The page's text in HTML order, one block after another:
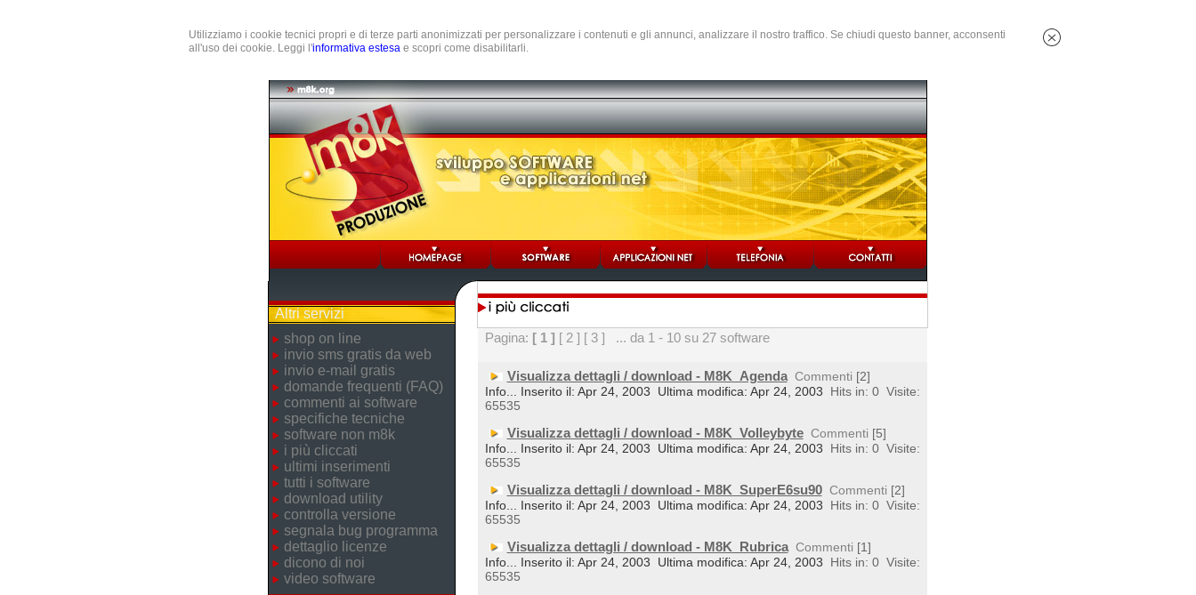
Utilizziamo i cookie tecnici propri e di terze parti anonimizzati per personalizzare i contenuti e gli annunci, analizzare il nostro traffico. Se chiudi questo banner, acconsenti
all'uso dei cookie. Leggi l'informativa estesa e scopri come disabilitarli.
Altri servizi
shop on line
invio sms gratis da web
invio e-mail gratis
domande frequenti (FAQ)
commenti ai software
specifiche tecniche
software non m8k
i più cliccati
ultimi inserimenti
tutti i software
download utility
controlla versione
segnala bug programma
dettaglio licenze
dicono di noi
video software
Pagina: [ 1 ] [ 2 ] [ 3 ] ... da 1 - 10 su 27 software
Visualizza dettagli / download - M8K_Agenda Commenti [2]
Info... Inserito il: Apr 24, 2003
Ultima modifica: Apr 24, 2003 Hits in: 0 Visite:
65535
Visualizza dettagli / download - M8K_Volleybyte Commenti [5]
Info... Inserito il: Apr 24, 2003
Ultima modifica: Apr 24, 2003 Hits in: 0 Visite:
65535
Visualizza dettagli / download - M8K_SuperE6su90 Commenti [2]
Info... Inserito il: Apr 24, 2003
Ultima modifica: Apr 24, 2003 Hits in: 0 Visite:
65535
Visualizza dettagli / download - M8K_Rubrica Commenti [1]
Info... Inserito il: Apr 24, 2003
Ultima modifica: Apr 24, 2003 Hits in: 0 Visite:
65535